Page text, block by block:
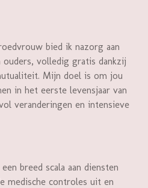
bied ik nazorg aan
ouders, volledig gratis dankzij
Mijn doel is om jou
in het eerste levensjaar van
veranderingen en intensieve
breed scala aan diensten
medische controles uit en